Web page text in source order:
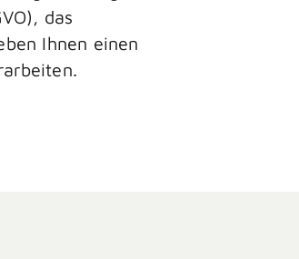
das
Ihnen einen